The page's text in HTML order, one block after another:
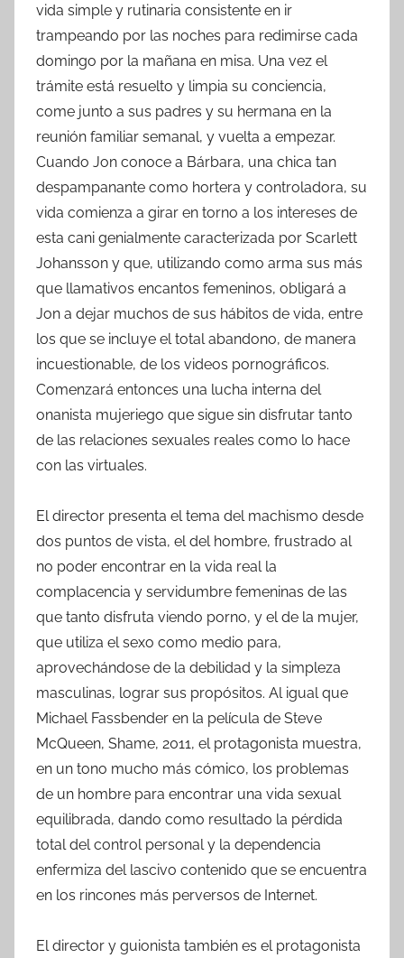
vida simple y rutinaria consistente en ir
trampeando por las noches para redimirse cada
domingo por la mañana en misa. Una vez el
trámite está resuelto y limpia su conciencia,
come junto a sus padres y su hermana en la
reunión familiar semanal, y vuelta a empezar.
Cuando Jon conoce a Bárbara, una chica tan
despampanante como hortera y controladora, su
vida comienza a girar en torno a los intereses de
esta cani genialmente caracterizada por Scarlett
Johansson y que, utilizando como arma sus más
que llamativos encantos femeninos, obligará a
Jon a dejar muchos de sus hábitos de vida, entre
los que se incluye el total abandono, de manera
incuestionable, de los videos pornográficos.
Comenzará entonces una lucha interna del
onanista mujeriego que sigue sin disfrutar tanto
de las relaciones sexuales reales como lo hace
con las virtuales.
El director presenta el tema del machismo desde
dos puntos de vista, el del hombre, frustrado al
no poder encontrar en la vida real la
complacencia y servidumbre femeninas de las
que tanto disfruta viendo porno, y el de la mujer,
que utiliza el sexo como medio para,
aprovechándose de la debilidad y la simpleza
masculinas, lograr sus propósitos. Al igual que
Michael Fassbender en la película de Steve
McQueen, Shame, 2011, el protagonista muestra,
en un tono mucho más cómico, los problemas
de un hombre para encontrar una vida sexual
equilibrada, dando como resultado la pérdida
total del control personal y la dependencia
enfermiza del lascivo contenido que se encuentra
en los rincones más perversos de Internet.
El director y guionista también es el protagonista